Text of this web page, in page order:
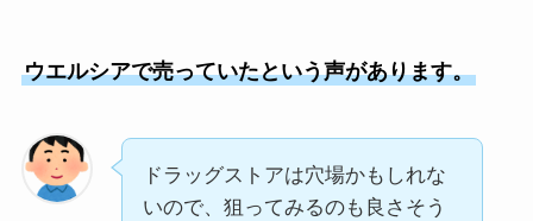
ウエルシアで売っていたという声があります。
ドラッグストアは穴場かもしれな
いので、狙ってみるのも良さそう